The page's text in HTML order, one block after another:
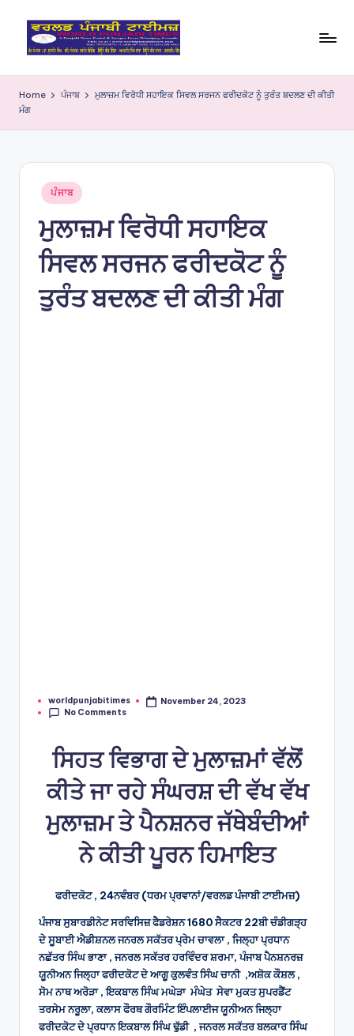
o
rl
nj
a
bi
Ti
Home ਪੰਜਾਬ
ਮੁਲਾਜ਼ਮ ਵਿਰੋਧੀ ਸਹਾਇਕ ਸਿਵਲ ਸਰਜਨ ਫਰੀਦਕੋਟ ਨੂੰ ਤੁਰੰਤ ਬਦਲਣ ਦੀ ਕੀਤੀ
ਮੰਗ
Posted
in
ਪੰਜਾਬ
ਮੁਲਾਜ਼ਮ ਵਿਰੋਧੀ ਸਹਾਇਕ
ਸਿਵਲ ਸਰਜਨ ਫਰੀਦਕੋਟ ਨੂੰ
ਤੁਰੰਤ ਬਦਲਣ ਦੀ ਕੀਤੀ ਮੰਗ
Posted
by
worldpunjabitimes
November 24, 2023
No Comments
ਸਿਹਤ ਵਿਭਾਗ ਦੇ ਮੁਲਾਜ਼ਮਾਂ ਵੱਲੋਂ
ਕੀਤੇ ਜਾ ਰਹੇ ਸੰਘਰਸ਼ ਦੀ ਵੱਖ ਵੱਖ
ਮੁਲਾਜ਼ਮ ਤੇ ਪੈਨਸ਼ਨਰ ਜੱਥੇਬੰਦੀਆਂ
ਨੇ ਕੀਤੀ ਪੂਰਨ ਹਿਮਾਇਤ
ਫਰੀਦਕੋਟ , 24ਨਵੰਬਰ (ਧਰਮ ਪ੍ਰਵਾਨਾਂ/ਵਰਲਡ ਪੰਜਾਬੀ ਟਾਈਮਜ਼)
ਪੰਜਾਬ ਸੁਬਾਰਡੀਨੇਟ ਸਰਵਿਸਿਜ਼ ਫੈਡਰੇਸ਼ਨ 1680 ਸੈਕਟਰ 22ਬੀ ਚੰਡੀਗੜ੍ਹ
ਦੇ ਸੂਬਾਈ ਐਡੀਸ਼ਨਲ ਜਨਰਲ ਸਕੱਤਰ ਪ੍ਰੇਮ ਚਾਵਲਾ , ਜਿਲ੍ਹਾ ਪ੍ਰਧਾਨ
ਨਛੱਤਰ ਸਿੰਘ ਭਾਣਾ , ਜਨਰਲ ਸਕੱਤਰ ਹਰਵਿੰਦਰ ਸ਼ਰਮਾ, ਪੰਜਾਬ ਪੈਨਸ਼ਨਰਜ਼
ਯੂਨੀਅਨ ਜਿਲ੍ਹਾ ਫਰੀਦਕੋਟ ਦੇ ਆਗੂ ਕੁਲਵੰਤ ਸਿੰਘ ਚਾਨੀ ,ਅਸ਼ੋਕ ਕੌਸ਼ਲ ,
ਸੋਮ ਨਾਥ ਅਰੋੜਾ , ਇਕਬਾਲ ਸਿੰਘ ਮਘੇੜਾ ਮੰਘੇਤ ਸੇਵਾ ਮੁਕਤ ਸੁਪਰਡੈਂਟ
ਤਰਸੇਮ ਨਰੂਲਾ, ਕਲਾਸ ਫੌਰਥ ਗੌਰਮਿੰਟ ਇੰਪਲਾਈਜ ਯੂਨੀਅਨ ਜਿਲ੍ਹਾ
ਫਰੀਦਕੋਟ ਦੇ ਪ੍ਰਧਾਨ ਇਕਬਾਲ ਸਿੰਘ ਢੁੱਡੀ , ਜਨਰਲ ਸਕੱਤਰ ਬਲਕਾਰ ਸਿੰਘ